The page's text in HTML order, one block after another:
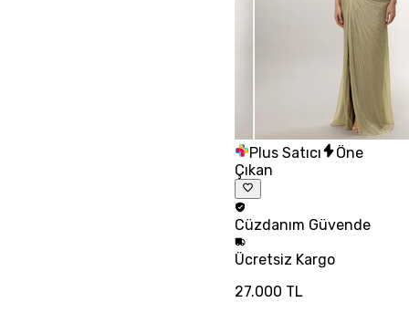
Plus Satıcı
Öne
Çıkan
Cüzdanım Güvende
Ücretsiz Kargo
27.000 TL